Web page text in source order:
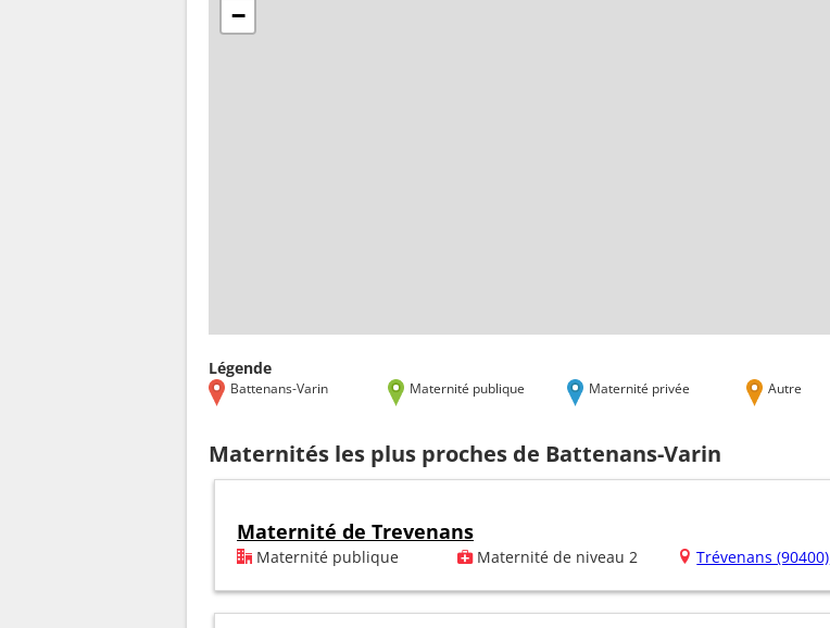
−
Légende
Battenans-Varin Maternité publique Maternité privée Autre
Maternités les plus proches de Battenans-Varin
Maternité de Trevenans
Maternité publique Maternité de niveau 2 Trévenans (90400)